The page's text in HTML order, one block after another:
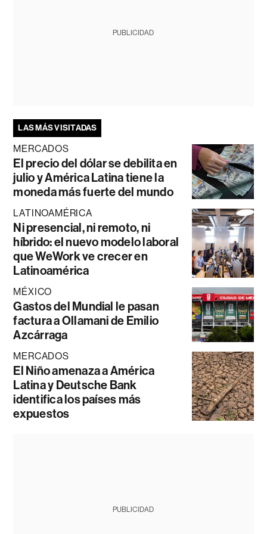
PUBLICIDAD
LAS MÁS VISITADAS
MERCADOS
El precio del dólar se debilita en
julio y América Latina tiene la
moneda más fuerte del mundo
LATINOAMÉRICA
Ni presencial, ni remoto, ni
híbrido: el nuevo modelo laboral
que WeWork ve crecer en
Latinoamérica
MÉXICO
Gastos del Mundial le pasan
factura a Ollamani de Emilio
Azcárraga
MERCADOS
El Niño amenaza a América
Latina y Deutsche Bank
identifica los países más
expuestos
PUBLICIDAD